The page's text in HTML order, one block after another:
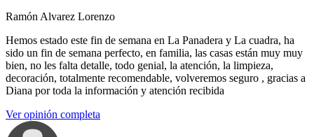
Ramón Alvarez Lorenzo
Hemos estado este fin de semana en La Panadera y La cuadra, ha
sido un fin de semana perfecto, en familia, las casas están muy muy
bien, no les falta detalle, todo genial, la atención, la limpieza,
decoración, totalmente recomendable, volveremos seguro , gracias a
Diana por toda la información y atención recibida
Ver opinión completa